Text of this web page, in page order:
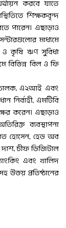
করবে যাতে
শিক্ষকবৃন্দ
পারেন। এছাড়াও
মাধ্যমে
ও কৃষি ঋণ সুবিধা
বিভিন্ন বিল ও ফি
এ২আই এবং
নির্বাহী, এমটিবি
করেন। এছাড়াও
ব্যবস্থাপনা
হোসেন, হেড অব
চীফ ডিজিটাল
এবং খালিদ
উভয় প্রতিষ্ঠানের